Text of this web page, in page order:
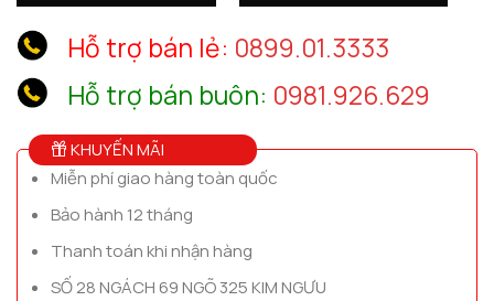
Hỗ trợ bán lẻ: 0899.01.3333
Hỗ trợ bán buôn: 0981.926.629
KHUYẾN MÃI
Miễn phí giao hàng toàn quốc
Bảo hành 12 tháng
Thanh toán khi nhận hàng
SỐ 28 NGÁCH 69 NGÕ 325 KIM NGƯU